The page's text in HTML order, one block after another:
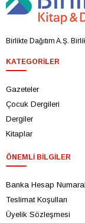
Birlikte Dağıtım A.Ş.
KATEGORILER
Gazeteler
Çocuk Dergileri
Dergiler
Kitaplar
ÖNEMLI BILGILER
Banka Hesap
Teslimat Koşulları
Üyelik Sözleşmesi